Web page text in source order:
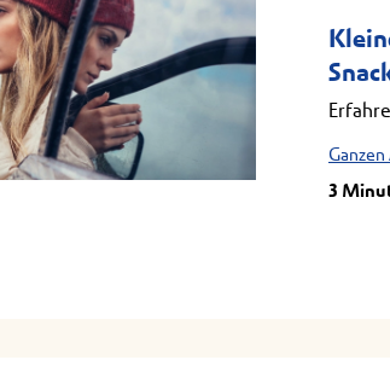
Ganzen
3